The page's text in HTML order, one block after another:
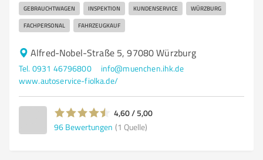
GEBRAUCHTWAGEN INSPEKTION KUNDENSERVICE WÜRZBURG
FACHPERSONAL FAHRZEUGKAUF
Alfred-Nobel-Straße 5, 97080 Würzburg
Tel. 0931 46796800
info@muenchen.ihk.de
www.autoservice-fiolka.de/
4,60 / 5,00
96 Bewertungen (1 Quelle)